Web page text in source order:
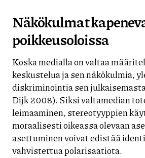
Näkökulmat
poikkeusoloissa
Koska medialla on valtaa
keskustelua ja sen näkökulmia,
diskriminointia sen
Dijk 2008). Siksi valtamedian
leimaaminen, stereotyyppien
moraalisesti oikeassa olevaan
asettuminen voivat edistää
vahvistettua polarisaatiota.